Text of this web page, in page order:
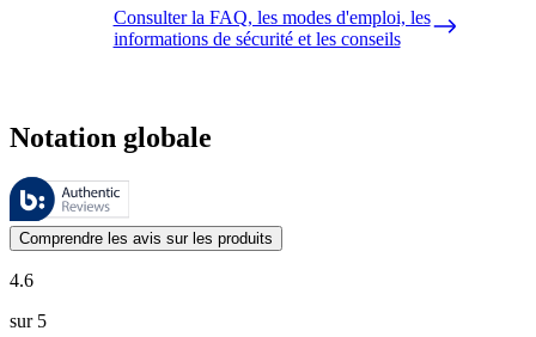
Consulter la FAQ, les modes d'emploi, les
informations de sécurité et les conseils
Notation globale
Ces évaluations sont gérées par Bazaarvoice et sont conformes à la
Les avis des clients exprimés sous forme d'évaluations de produits
Comprendre les avis sur les produits
4.6
sur 5